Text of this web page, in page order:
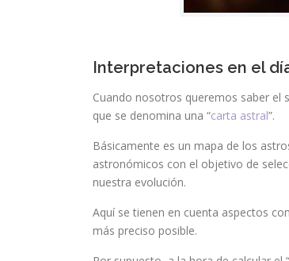
Interpretaciones en el
Cuando nosotros queremos saber el
que se denomina una “carta astral”.
Básicamente es un mapa de los
astronómicos con el objetivo de
nuestra evolución.
Aquí se tienen en cuenta aspectos
más preciso posible.